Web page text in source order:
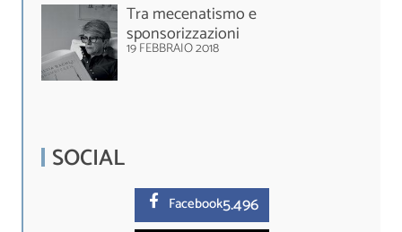
Tra mecenatismo e
sponsorizzazioni
19 FEBBRAIO 2018
SOCIAL
Facebook5.496